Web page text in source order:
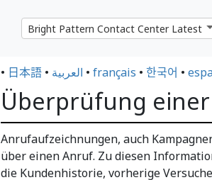
• 日本語 • العربية • français • 한국어 •
Überprüfung
Anrufaufzeichnungen, auch
über einen Anruf. Zu diesen
die Kundenhistorie, vorherige